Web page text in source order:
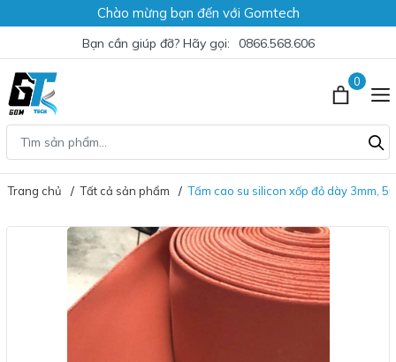
Chào mừng bạn đến với Gomtech
Bạn cần giúp đỡ? Hãy gọi: 0866.568.606
0
Trang chủ Tất cả sản phẩm Tấm cao su silicon xốp đỏ dày 3mm,